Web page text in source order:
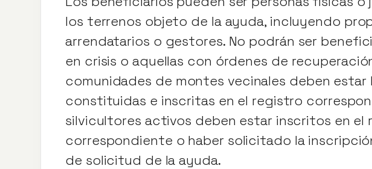
los terrenos objeto de la ayuda, incluyendo
arrendatarios o gestores. No podrán ser
en crisis o aquellas con órdenes de
comunidades de montes vecinales deben estar
constituidas e inscritas en el registro
silvicultores activos deben estar inscritos en el
correspondiente o haber solicitado la
de solicitud de la ayuda.